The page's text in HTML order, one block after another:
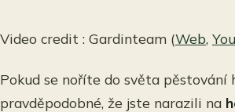
Video credit : Gardinteam (Web,
Pokud se noříte do světa pěstování
pravděpodobné, že jste narazili na